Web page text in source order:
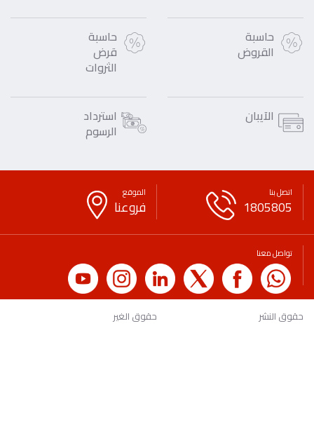
حاسبة
القروض
حاسبة
قرض
الثروات
الآيبان استرداد
الرسوم
اتصل بنا
1805805
الموقع
فروعنا
تواصل معنا
حقوق النشر
حقوق الغير